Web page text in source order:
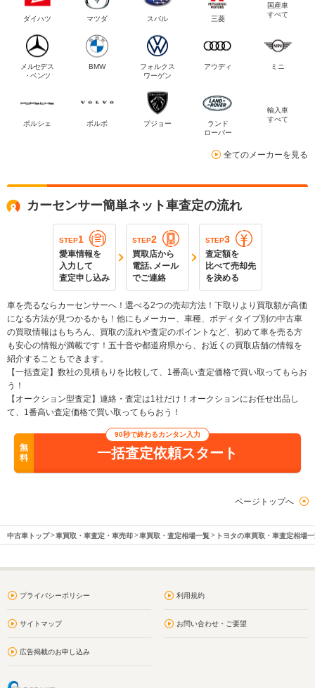
ダイハツ マツダ スバル 三菱
国産車
すべて
メルセデス
・ベンツ
BMW
フォルクス
ワーゲン
アウディ ミニ
ポルシェ ボルボ プジョー
ランド
ローバー
輸入車
すべて
全てのメーカーを見る
カーセンサー簡単ネット車査定の流れ
STEP1
愛車情報を
入力して
査定申し込み
STEP2
買取店から
電話､メール
でご連絡
STEP3
査定額を
比べて売却先
を決める
車を売るならカーセンサーへ！選べる2つの売却方法！下取りより買取額が高価
になる方法が見つかるかも！他にもメーカー、車種、ボディタイプ別の中古車
の買取情報はもちろん、買取の流れや査定のポイントなど、初めて車を売る方
も安心の情報が満載です！五十音や都道府県から、お近くの買取店舗の情報を
紹介することもできます。
【一括査定】数社の見積もりを比較して、1番高い査定価格で買い取ってもらお
う！
【オークション型査定】連絡・査定は1社だけ！オークションにお任せ出品し
て、1番高い査定価格で買い取ってもらおう！
無
料
90秒で終わるカンタン入力
一括査定依頼スタート
ページトップへ
中古車トップ 車買取・車査定・車売却 車買取・査定相場一覧 トヨタの車買取・車査定相場
プライバシーポリシー 利用規約
サイトマップ お問い合わせ・ご要望
広告掲載のお申し込み